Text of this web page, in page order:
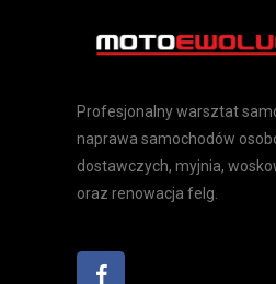
Profesjonalny warsztat
naprawa samochodów
dostawczych, myjnia,
oraz renowacja felg.